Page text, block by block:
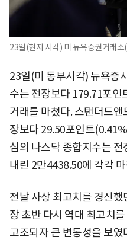
23일(현지 시각) 미 뉴욕증권거래
23일(미 동부시각) 뉴욕증
수는 전장보다 179.71포
거래를 마쳤다. 스탠더드
장보다 29.50포인트
심의 나스닥 종합지수는
내린 2만4438.50에 각각
전날 사상 최고치를 경신
장 초반 다시 역대 최고치
고조되자 큰 변동성을 보였